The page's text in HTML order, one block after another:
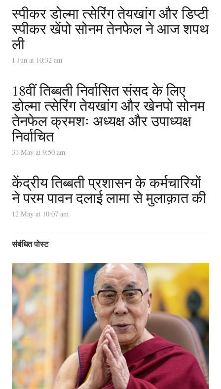
स्पीकर डोल्मा त्सेरिंग तेयखांग और डिप्टी
स्पीकर खेंपो सोनम तेनफेल ने आज शपथ
ली
1 Jun at 10:32 am
18वीं तिब्बती निर्वासित संसद के लिए
डोल्मा त्सेरिंग तेयखांग और खेनपो सोनम
तेनफेल क्रमशः अध्यक्ष और उपाध्यक्ष
निर्वाचित
31 May at 9:50 am
केंद्रीय तिब्बती प्रशासन के कर्मचारियों
ने परम पावन दलाई लामा से मुलाक़ात की
12 May at 10:07 am
संबंधित पोस्ट